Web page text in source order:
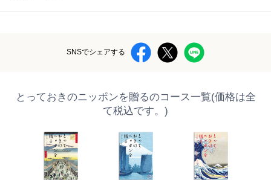
SNSでシェアする
とっておきのニッポンを贈るのコース一覧(価格は全
て税込です。)